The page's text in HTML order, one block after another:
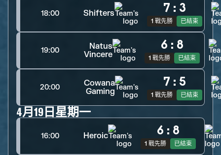
18:00 Shifters 7 : 3
1 戰先勝 已結束
19:00
Natus
Vincere
6 : 8
1 戰先勝 已結束
20:00
Cowana
Gaming
7 : 5
1 戰先勝 已結束
4月19日星期一
16:00 Heroic 6 : 8
1 戰先勝 已結束